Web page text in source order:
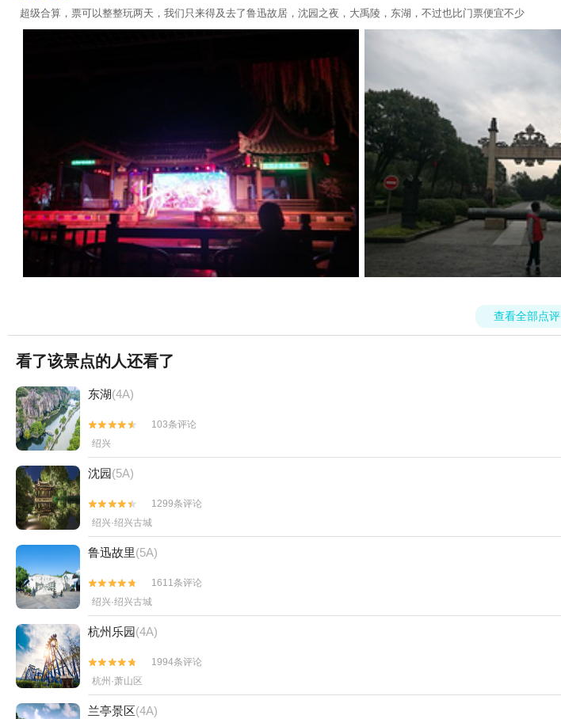
超级合算，票可以整整玩两天，我们只来得及去了鲁迅故居，沈园之夜，大禹陵，东湖，不过也比门票便宜不少
查看全部点评
看了该景点的人还看了
东湖(4A)


103条评论
绍兴
沈园(5A)


1299条评论
绍兴·绍兴古城
鲁迅故里(5A)


1611条评论
绍兴·绍兴古城
杭州乐园(4A)


1994条评论
杭州·萧山区
兰亭景区(4A)